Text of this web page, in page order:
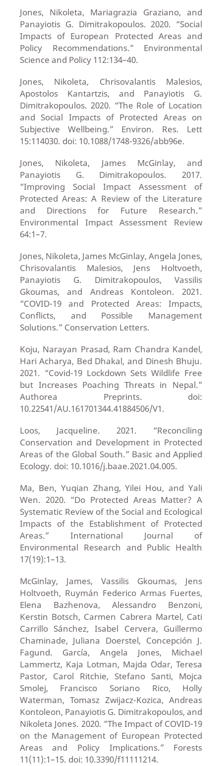
Jones, Nikoleta, Mariagrazia Graziano, and
Panayiotis G. Dimitrakopoulos. 2020. “Social
Impacts of European Protected Areas and
Policy Recommendations.” Environmental
Science and Policy 112:134–40.
Jones, Nikoleta, Chrisovalantis Malesios,
Apostolos Kantartzis, and Panayiotis G.
Dimitrakopoulos. 2020. “The Role of Location
and Social Impacts of Protected Areas on
Subjective Wellbeing.” Environ. Res. Lett
15:114030. doi: 10.1088/1748-9326/abb96e.
Jones, Nikoleta, James McGinlay, and
Panayiotis G. Dimitrakopoulos. 2017.
“Improving Social Impact Assessment of
Protected Areas: A Review of the Literature
and Directions for Future Research.”
Environmental Impact Assessment Review
64:1–7.
Jones, Nikoleta, James McGinlay, Angela Jones,
Chrisovalantis Malesios, Jens Holtvoeth,
Panayiotis G. Dimitrakopoulos, Vassilis
Gkoumas, and Andreas Kontoleon. 2021.
“COVID-19 and Protected Areas: Impacts,
Conflicts, and Possible Management
Solutions.” Conservation Letters.
Koju, Narayan Prasad, Ram Chandra Kandel,
Hari Acharya, Bed Dhakal, and Dinesh Bhuju.
2021. “Covid-19 Lockdown Sets Wildlife Free
but Increases Poaching Threats in Nepal.”
Authorea Preprints. doi:
10.22541/AU.161701344.41884506/V1.
Loos, Jacqueline. 2021. “Reconciling
Conservation and Development in Protected
Areas of the Global South.” Basic and Applied
Ecology. doi: 10.1016/j.baae.2021.04.005.
Ma, Ben, Yuqian Zhang, Yilei Hou, and Yali
Wen. 2020. “Do Protected Areas Matter? A
Systematic Review of the Social and Ecological
Impacts of the Establishment of Protected
Areas.” International Journal of
Environmental Research and Public Health
17(19):1–13.
McGinlay, James, Vassilis Gkoumas, Jens
Holtvoeth, Ruymán Federico Armas Fuertes,
Elena Bazhenova, Alessandro Benzoni,
Kerstin Botsch, Carmen Cabrera Martel, Cati
Carrillo Sánchez, Isabel Cervera, Guillermo
Chaminade, Juliana Doerstel, Concepción J.
Fagund. García, Angela Jones, Michael
Lammertz, Kaja Lotman, Majda Odar, Teresa
Pastor, Carol Ritchie, Stefano Santi, Mojca
Smolej, Francisco Soriano Rico, Holly
Waterman, Tomasz Zwijacz-Kozica, Andreas
Kontoleon, Panayiotis G. Dimitrakopoulos, and
Nikoleta Jones. 2020. “The Impact of COVID-19
on the Management of European Protected
Areas and Policy Implications.” Forests
11(11):1–15. doi: 10.3390/f11111214.